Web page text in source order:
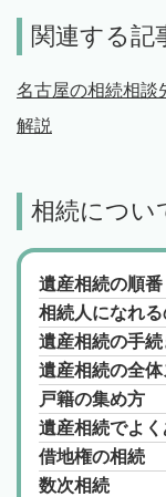
関連する記
名古屋の相続相
解説
相続につい
遺産相続の順番
相続人になれる
遺産相続の手続
遺産相続の全
戸籍の集め方
遺産相続でよ
借地権の相続
数次相続